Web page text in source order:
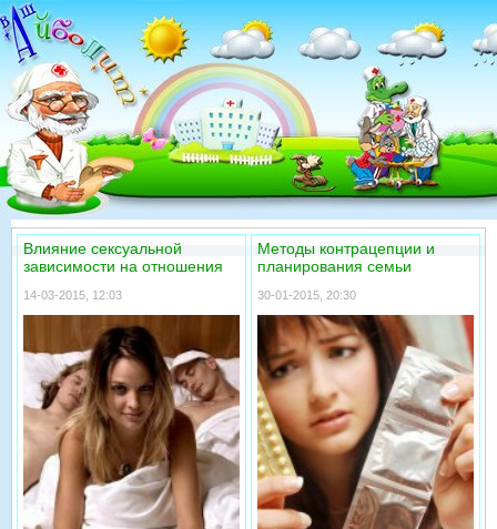
Влияние сексуальной
зависимости на отношения
14-03-2015, 12:03
Методы контрацепции и
планирования семьи
30-01-2015, 20:30